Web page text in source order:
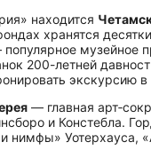
находится
хранятся
музейное
200-летней
экскурсию
— главная
и Констебла.
нимфы»